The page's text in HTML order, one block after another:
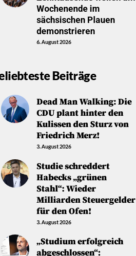
Wochenende im
sächsischen Plauen
demonstrieren
6. August 2026
Beiträge
Dead Man Walking: Die
CDU plant hinter den
Kulissen den Sturz von
Friedrich Merz!
3. August 2026
Studie schreddert
Habecks „grünen
Stahl“: Wieder
Milliarden Steuergelder
für den Ofen!
3. August 2026
„Studium erfolgreich
abgeschlossen“: